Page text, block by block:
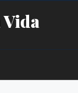
Vida